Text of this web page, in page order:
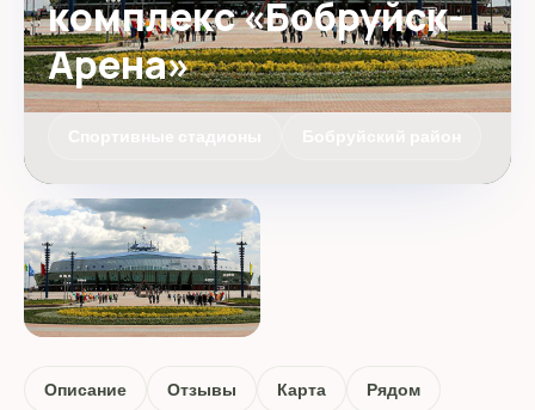
комплекс «Бобруйск-
Арена»
Описание Отзывы Карта Рядом